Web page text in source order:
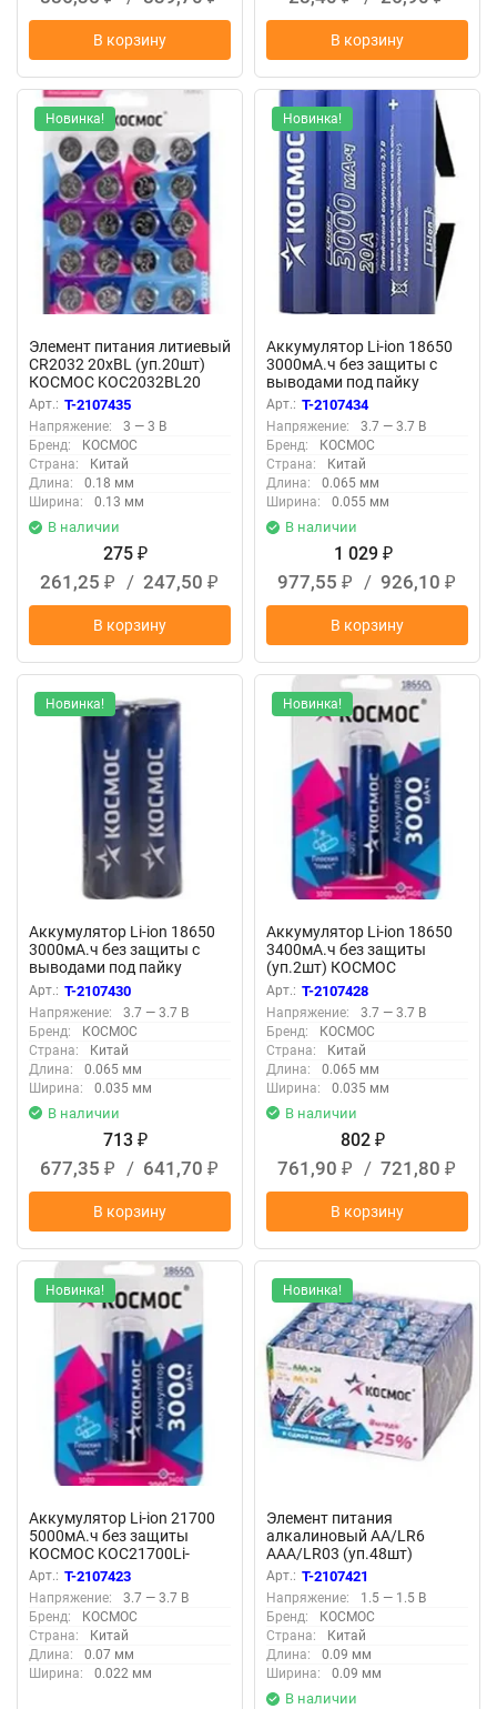
В корзину В корзину
Новинка!
Элемент питания литиевый
CR2032 20хBL (уп.20шт)
КОСМОС KOC2032BL20
Арт.: T-2107435
Напряжение:
3 — 3 В
Бренд:
КОСМОС
Страна:
Китай
Длина:
0.18 мм
Ширина:
0.13 мм
В наличии
275 ₽
261,25 ₽ / 247,50 ₽
В корзину
Новинка!
Аккумулятор Li-ion 18650
3000мА.ч без защиты с
выводами под пайку
(уп.3шт) КОСМОС
KOC18650Li30PAS3
Арт.: T-2107434
Напряжение:
3.7 — 3.7 В
Бренд:
КОСМОС
Страна:
Китай
Длина:
0.065 мм
Ширина:
0.055 мм
В наличии
1 029 ₽
977,55 ₽ / 926,10 ₽
В корзину
Новинка!
Аккумулятор Li-ion 18650
3000мА.ч без защиты с
выводами под пайку
(уп.2шт) КОСМОС
KOC18650Li30PAS2
Арт.: T-2107430
Напряжение:
3.7 — 3.7 В
Бренд:
КОСМОС
Страна:
Китай
Длина:
0.065 мм
Ширина:
0.035 мм
В наличии
713 ₽
677,35 ₽ / 641,70 ₽
В корзину
Новинка!
Аккумулятор Li-ion 18650
3400мА.ч без защиты
(уп.2шт) КОСМОС
KOC18650Li-ion34US2
Арт.: T-2107428
Напряжение:
3.7 — 3.7 В
Бренд:
КОСМОС
Страна:
Китай
Длина:
0.065 мм
Ширина:
0.035 мм
В наличии
802 ₽
761,90 ₽ / 721,80 ₽
В корзину
Новинка!
Аккумулятор Li-ion 21700
5000мА.ч без защиты
КОСМОС KOC21700Li-
ion50US1
Арт.: T-2107423
Напряжение:
3.7 — 3.7 В
Бренд:
КОСМОС
Страна:
Китай
Длина:
0.07 мм
Ширина:
0.022 мм
Новинка!
Элемент питания
алкалиновый AA/LR6
AAA/LR03 (уп.48шт)
КОСМОС KOCLR620BOX
Арт.: T-2107421
Напряжение:
1.5 — 1.5 В
Бренд:
КОСМОС
Страна:
Китай
Длина:
0.09 мм
Ширина:
0.09 мм
В наличии